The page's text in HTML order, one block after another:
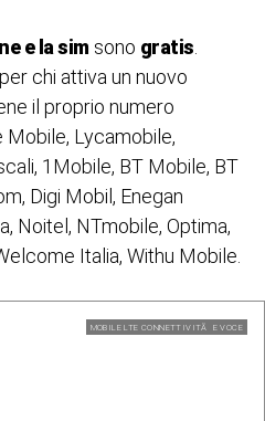
e la sim sono gratis
chi attiva un nuovo
il proprio numero
Lycamobile,
1Mobile, BT Mobile, BT
Digi Mobil, Enegan
Noitel, NTmobile, Optima,
Italia, Withu Mobile.
MOBILE LTE CONNETTIVITÃ E VOCE